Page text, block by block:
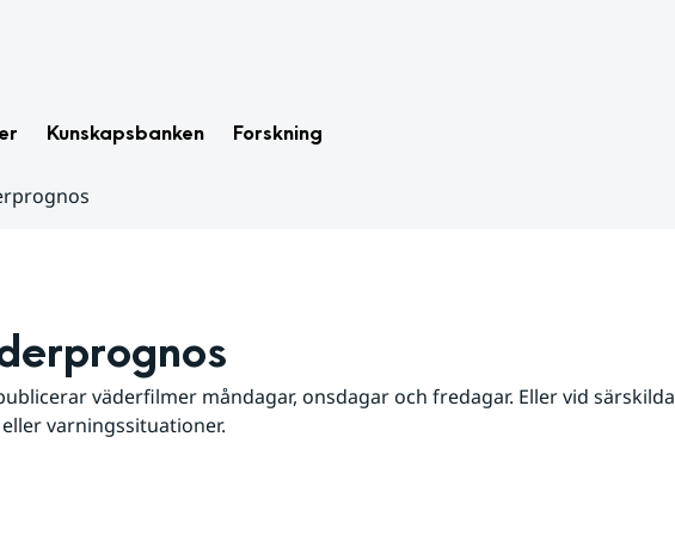
Kunskapsbanken Forskning
väderfilmer måndagar, onsdagar och fredagar. Eller vid särskilda
varningssituationer.